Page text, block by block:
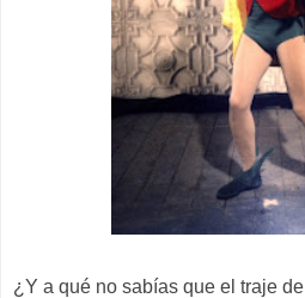
¿Y a qué no sabías que el traje de